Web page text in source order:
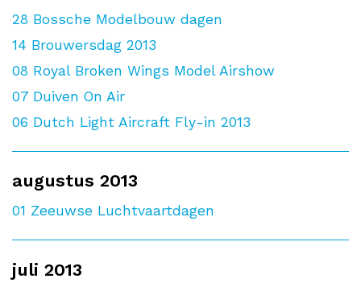
28 Bossche Modelbouw dagen
14 Brouwersdag 2013
08 Royal Broken Wings Model Airshow
07 Duiven On Air
06 Dutch Light Aircraft Fly-in 2013
augustus 2013
01 Zeeuwse Luchtvaartdagen
juli 2013